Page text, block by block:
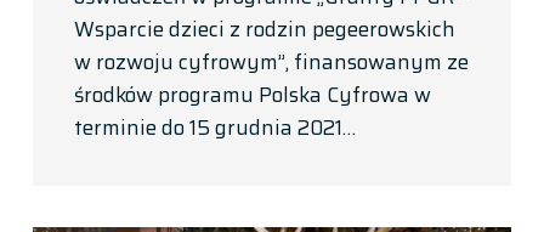
Wsparcie dzieci z rodzin pegeerowskich
w rozwoju cyfrowym”, finansowanym ze
środków programu Polska Cyfrowa w
terminie do 15 grudnia 2021…